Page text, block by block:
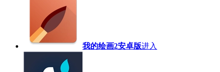
我的绘画2安卓版进入